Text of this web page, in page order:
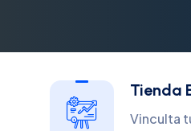
Tienda
Vinculta